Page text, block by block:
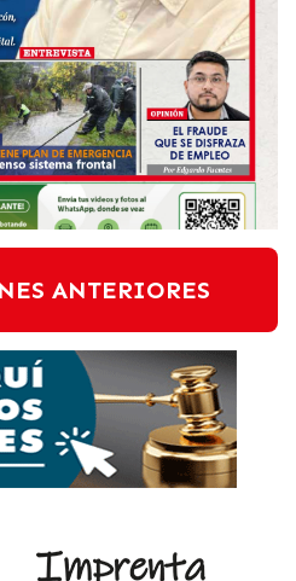
ANTERIORES